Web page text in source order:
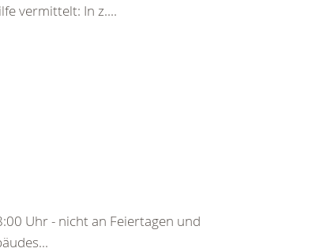
vermittelt: In z....
Uhr - nicht an Feiertagen und